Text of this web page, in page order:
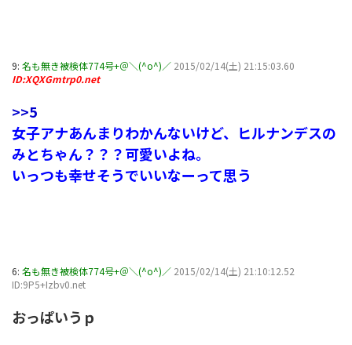
9: 名も無き被検体774号+＠＼(^o^)／ 2015/02/14(土) 21:15:03.60
ID:XQXGmtrp0.net
>>5
女子アナあんまりわかんないけど、ヒルナンデスの
みとちゃん？？？可愛いよね。
いっつも幸せそうでいいなーって思う
6: 名も無き被検体774号+＠＼(^o^)／ 2015/02/14(土) 21:10:12.52
ID:9P5+Izbv0.net
おっぱいうｐ